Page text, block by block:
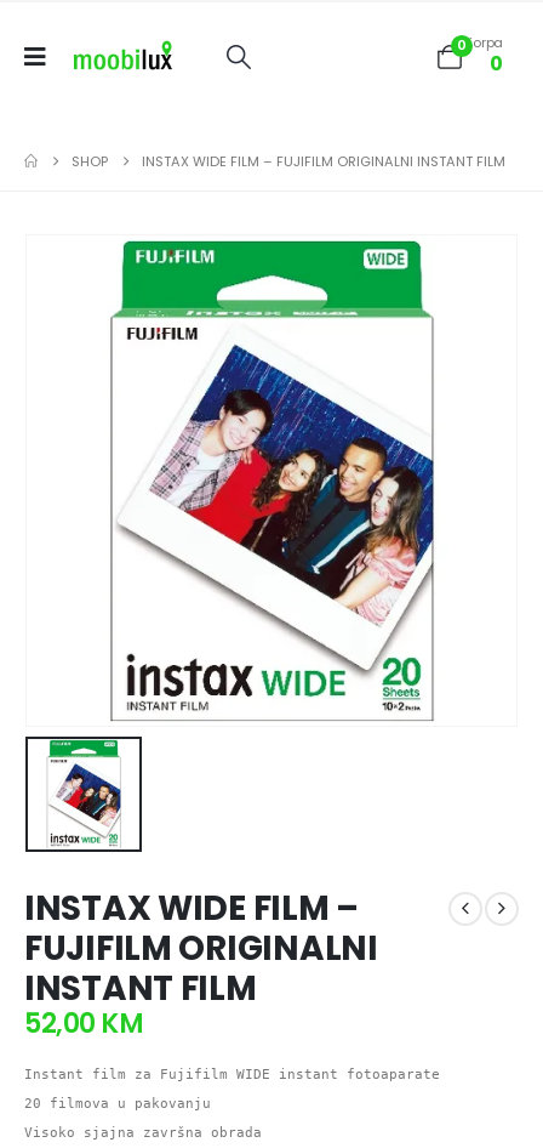
0Korpa
0
SHOP INSTAX WIDE FILM – FUJIFILM ORIGINALNI INSTANT FILM
INSTAX WIDE FILM –
FUJIFILM ORIGINALNI
INSTANT FILM
52,00 KM
Instant film za Fujifilm WIDE instant fotoaparate
20 filmova u pakovanju
Visoko sjajna završna obrada